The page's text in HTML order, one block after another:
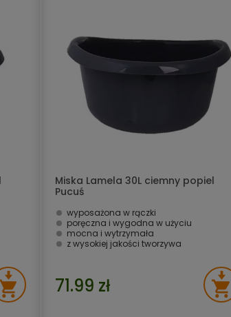
Miska Lamela 30L ciemny popiel
Pucuś
wyposażona w rączki
poręczna i wygodna w użyciu
mocna i wytrzymała
z wysokiej jakości tworzywa
71.99 zł